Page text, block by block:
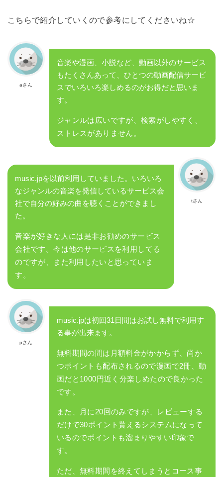
こちらで紹介していくので参考にしてくださいね☆
aさん
音楽や漫画、小説など、動画以外のサービス
もたくさんあって、ひとつの動画配信サービ
スでいろいろ楽しめるのがお得だと思いま
す。
ジャンルは広いですが、検索がしやすく、
ストレスがありません。
tさん
music.jpを以前利用していました。いろいろ
なジャンルの音楽を発信しているサービス会
社で自分の好みの曲を聴くことができまし
た。
音楽が好きな人には是非お勧めのサービス
会社です。今は他のサービスを利用してる
のですが、また利用したいと思っていま
す。
pさん
music.jpは初回31日間はお試し無料で利用す
る事が出来ます。
無料期間の間は月額料金がかからず、尚か
つポイントも配布されるので漫画で2冊、動
画だと1000円近く分楽しめたので良かった
です。
また、月に20回のみですが、レビューする
だけで30ポイント貰えるシステムになって
いるのでポイントも溜まりやすい印象で
す。
ただ、無料期間を終えてしまうとコース事